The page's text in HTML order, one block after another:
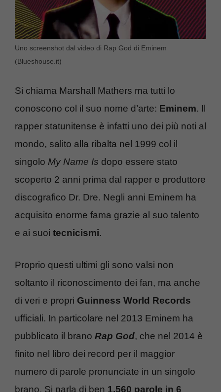
Uno screenshot dal video di Rap God di Eminem
(Blueshouse.it)
Si chiama Marshall Mathers ma tutti lo
conoscono col il suo nome d’arte: Eminem. Il
rapper statunitense è infatti uno dei più noti al
mondo, salito alla ribalta nel 1999 col il
singolo My Name Is dopo essere stato
scoperto 2 anni prima dal rapper e produttore
discografico Dr. Dre. Negli anni Eminem ha
acquisito enorme fama grazie al suo talento
e ai suoi tecnicismi.
Proprio questi ultimi gli sono valsi non
soltanto il riconoscimento dei fan, ma anche
di veri e propri Guinness World Records
ufficiali. In particolare nel 2013 Eminem ha
pubblicato il brano Rap God, che nel 2014 è
finito nel libro dei record per il maggior
numero di parole pronunciate in un singolo
brano. Si parla di ben 1.560 parole in 6